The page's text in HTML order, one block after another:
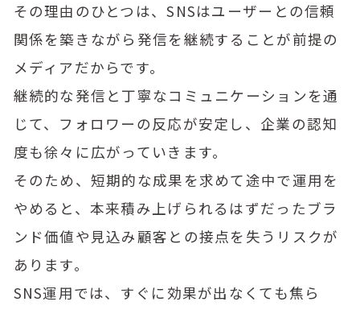
その理由のひとつは、SNSはユーザーとの信頼
関係を築きながら発信を継続することが前提の
メディアだからです。
継続的な発信と丁寧なコミュニケーションを通
じて、フォロワーの反応が安定し、企業の認知
度も徐々に広がっていきます。
そのため、短期的な成果を求めて途中で運用を
やめると、本来積み上げられるはずだったブラ
ンド価値や見込み顧客との接点を失うリスクが
あります。
SNS運用では、すぐに効果が出なくても焦ら